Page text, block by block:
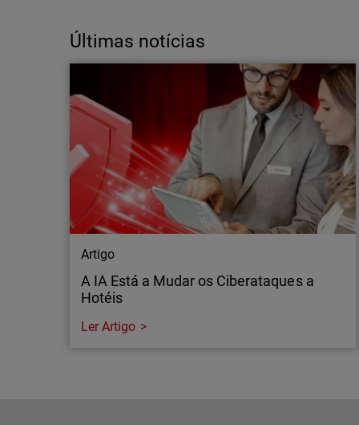
Últimas notícias
Artigo
A IA Está a Mudar os Ciberataques a
Hotéis
Ler Artigo